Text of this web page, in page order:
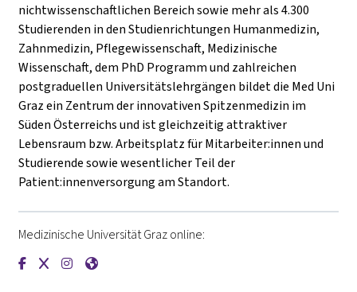
nichtwissenschaftlichen Bereich sowie mehr als 4.300
Studierenden in den Studienrichtungen Humanmedizin,
Zahnmedizin, Pflegewissenschaft, Medizinische
Wissenschaft, dem PhD Programm und zahlreichen
postgraduellen Universitätslehrgängen bildet die Med Uni
Graz ein Zentrum der innovativen Spitzenmedizin im
Süden Österreichs und ist gleichzeitig attraktiver
Lebensraum bzw. Arbeitsplatz für Mitarbeiter:innen und
Studierende sowie wesentlicher Teil der
Patient:innenversorgung am Standort.
Medizinische Universität Graz online:
{mlang de}Medizinische Universität Graz{mlang}{mlang
{mlang de}Medizinische Universität Graz{mlang}{mlang
{mlang de}Medizinische Universität
{mlang de}Medizinische Universität